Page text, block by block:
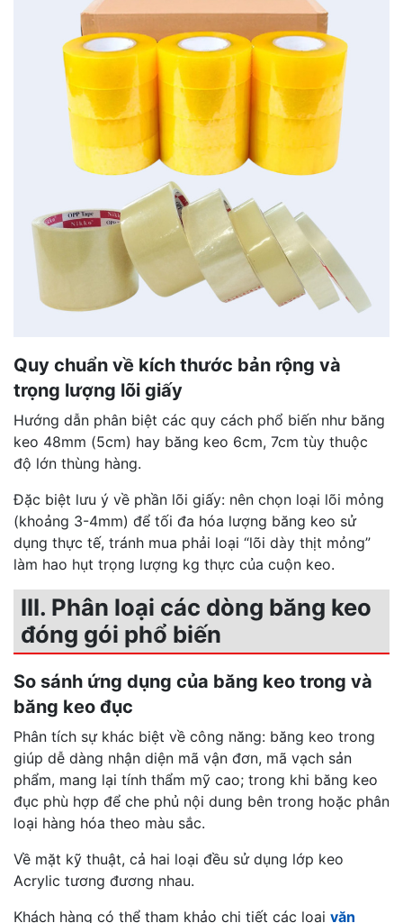
Quy chuẩn về kích thước bản rộng và
trọng lượng lõi giấy
Hướng dẫn phân biệt các quy cách phổ biến như băng
keo 48mm (5cm) hay băng keo 6cm, 7cm tùy thuộc
độ lớn thùng hàng.
Đặc biệt lưu ý về phần lõi giấy: nên chọn loại lõi mỏng
(khoảng 3-4mm) để tối đa hóa lượng băng keo sử
dụng thực tế, tránh mua phải loại “lõi dày thịt mỏng”
làm hao hụt trọng lượng kg thực của cuộn keo.
III. Phân loại các dòng băng keo
đóng gói phổ biến
So sánh ứng dụng của băng keo trong và
băng keo đục
Phân tích sự khác biệt về công năng: băng keo trong
giúp dễ dàng nhận diện mã vận đơn, mã vạch sản
phẩm, mang lại tính thẩm mỹ cao; trong khi băng keo
đục phù hợp để che phủ nội dung bên trong hoặc phân
loại hàng hóa theo màu sắc.
Về mặt kỹ thuật, cả hai loại đều sử dụng lớp keo
Acrylic tương đương nhau.
Khách hàng có thể tham khảo chi tiết các loại văn